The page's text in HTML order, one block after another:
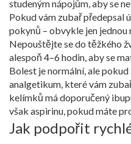
studeným nápojům, aby se
Pokud vám zubař předepsal
pokynů – obvykle jen jednou
Nepouštějte se do těžkého
alespoň 4–6 hodin, aby se
Bolest je normální, ale
analgetikum, které vám
kelímků má doporučený
však aspirinu, pokud máte
Jak podpořit